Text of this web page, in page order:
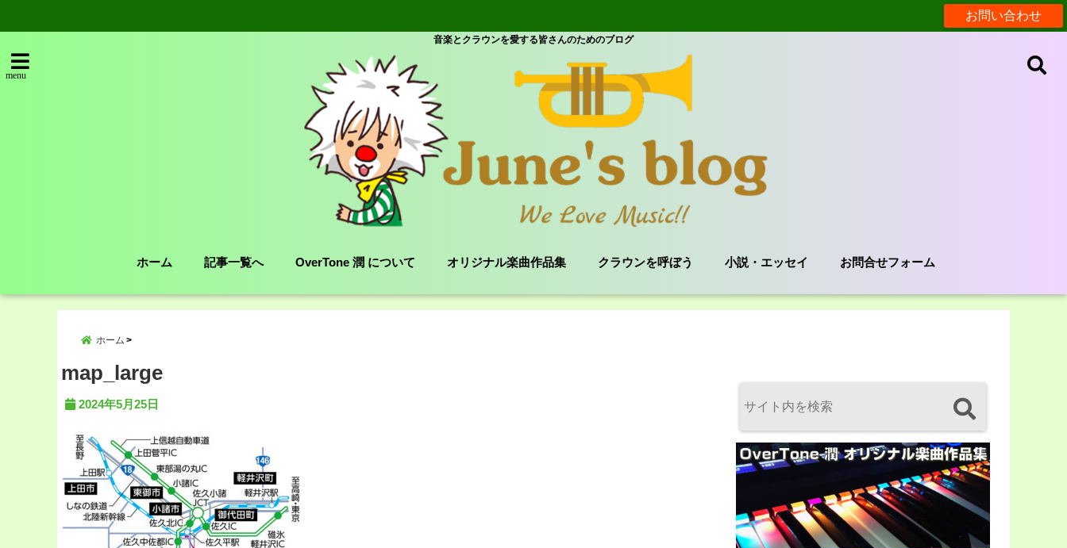
お問い合わせ
音楽とクラウンを愛する皆さんのためのブログ
menu
ホーム 記事一覧へ OverTone 潤 について オリジナル楽曲作品集 クラウンを呼ぼう 小説・エッセイ お問合せフォーム
ホーム
map_large
2024年5月25日